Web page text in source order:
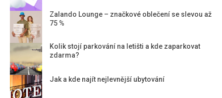
Zalando Lounge – značkové oblečení se slevou až
75 %
Kolik stojí parkování na letišti a kde zaparkovat
zdarma?
Jak a kde najít nejlevnější ubytování